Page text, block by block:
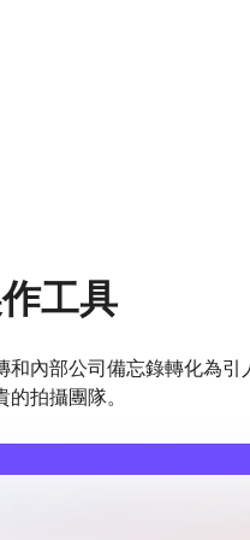
工具
和內部公司備忘錄轉化為
拍攝團隊。